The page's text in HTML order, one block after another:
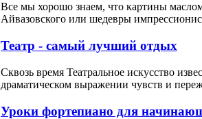
Все мы хорошо знаем, что картины
Айвазовского или шедевры
Театр - самый лучший отдых
Сквозь время Театральное искусство
драматическом выражении чувств и
Уроки фортепиано для